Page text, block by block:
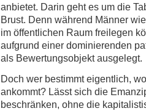
anbietet. Darin geht es um die
Brust. Denn während Männer
im öffentlichen Raum freilegen
aufgrund einer dominierenden
als Bewertungsobjekt ausgelegt.
Doch wer bestimmt eigentlich,
ankommt? Lässt sich die
beschränken, ohne die